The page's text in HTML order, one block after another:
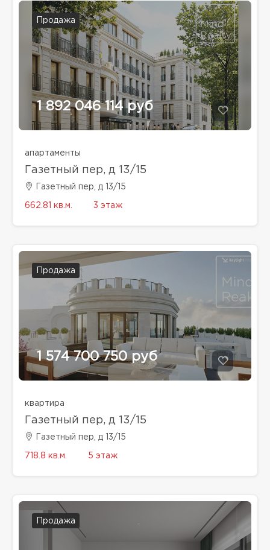
Продажа
1 892 046 114 руб
апартаменты
Газетный пер, д 13/15
Газетный пер, д 13/15
662.81 кв.м. 3 этаж
Продажа
1 574 700 750 руб
квартира
Газетный пер, д 13/15
Газетный пер, д 13/15
718.8 кв.м. 5 этаж
Продажа